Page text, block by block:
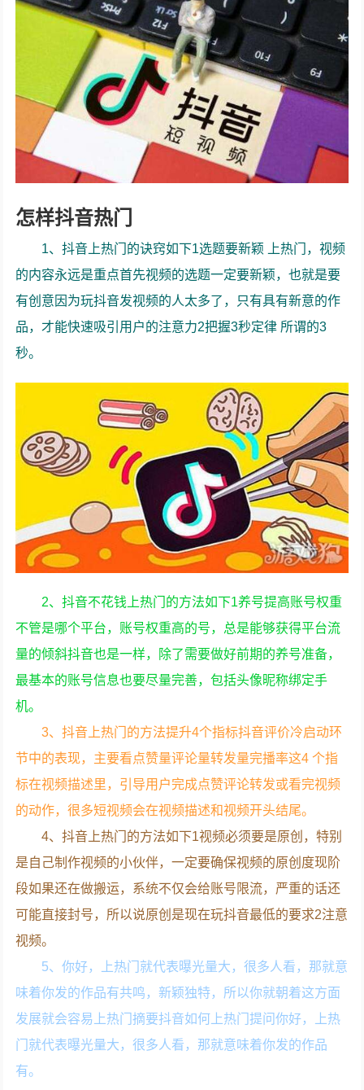
怎样抖音热门
1、抖音上热门的诀窍如下1选题要新颖 上热门，视频
的内容永远是重点首先视频的选题一定要新颖，也就是要
有创意因为玩抖音发视频的人太多了，只有具有新意的作
品，才能快速吸引用户的注意力2把握3秒定律 所谓的3
秒。
2、抖音不花钱上热门的方法如下1养号提高账号权重
不管是哪个平台，账号权重高的号，总是能够获得平台流
量的倾斜抖音也是一样，除了需要做好前期的养号准备，
最基本的账号信息也要尽量完善，包括头像昵称绑定手
机。
3、抖音上热门的方法提升4个指标抖音评价冷启动环
节中的表现，主要看点赞量评论量转发量完播率这4 个指
标在视频描述里，引导用户完成点赞评论转发或看完视频
的动作，很多短视频会在视频描述和视频开头结尾。
4、抖音上热门的方法如下1视频必须要是原创，特别
是自己制作视频的小伙伴，一定要确保视频的原创度现阶
段如果还在做搬运，系统不仅会给账号限流，严重的话还
可能直接封号，所以说原创是现在玩抖音最低的要求2注意
视频。
5、你好，上热门就代表曝光量大，很多人看，那就意
味着你发的作品有共鸣，新颖独特，所以你就朝着这方面
发展就会容易上热门摘要抖音如何上热门提问你好，上热
门就代表曝光量大，很多人看，那就意味着你发的作品
有。